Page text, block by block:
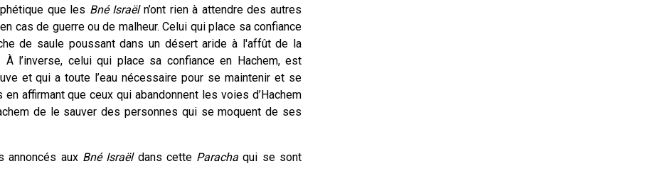
que les Bné Israëln’ont rien à attendre des autres
cas de guerre ou de malheur. Celui qui place sa confiance
de saule poussant dans un désert aride à l'affût de la
À l’inverse, celui qui place sa confiance en Hachem, est
et qui a toute l’eau nécessaire pour se maintenir et se
affirmant que ceux qui abandonnent les voies d’Hachem
de le sauver des personnes qui se moquent de ses
annoncés auxBné Israëldans cette Paracha qui se sont